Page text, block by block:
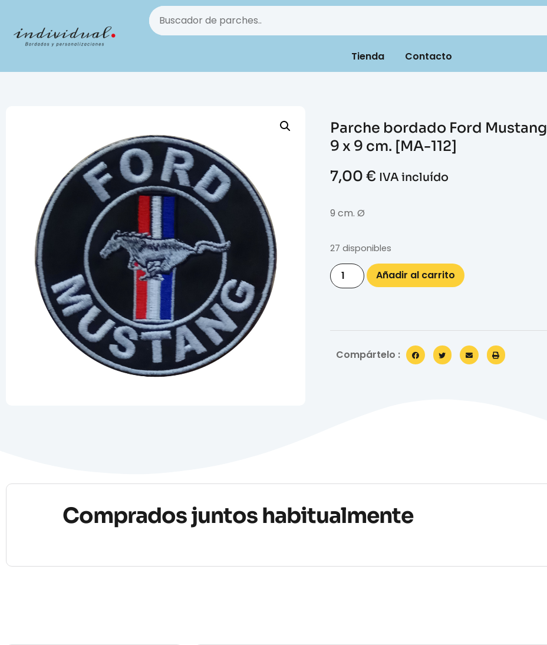
Tienda Contacto
Parche bordado Ford Mustang
9 x 9 cm. [MA-112]
7,00 € IVA incluído
9 cm. Ø
27 disponibles
Añadir al carrito
Compártelo :
Comprados juntos habitualmente